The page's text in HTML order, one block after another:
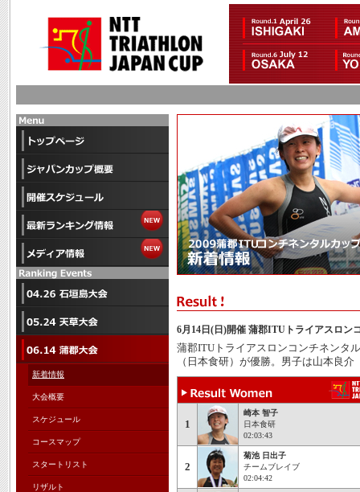
新着情報
大会概要
スケジュール
コースマップ
スタートリスト
リザルト
6月14日(日)開催 蒲郡ITUトライアスロン
蒲郡ITUトライアスロンコンチネンタ
（日本食研）が優勝。男子は山本良
1
崎本 智子
日本食研
02:03:43
2
菊池 日出子
チームブレイブ
02:04:42